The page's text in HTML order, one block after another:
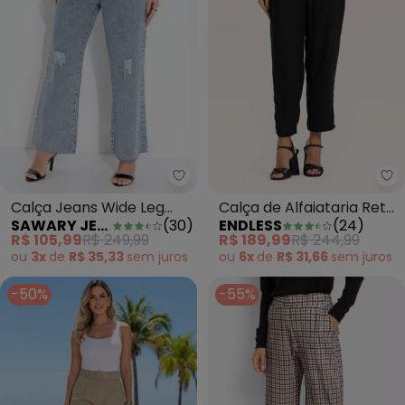
Sawary Jeans - Calça Jeans
Calça Jeans Wide Leg
com Efeito Destroyed
Sawary
SAWARY JEANS (30)
R$ 105,99R$ 249,99
ou 3x de R$ 35,33 sem juros
Calça de Alfaiataria Reta
Cropped com Pregas
Preto
ENDLESS (24)
R$ 189,99R$ 244,99
ou 6x de R$ 31,66 sem juros
-50% -55%